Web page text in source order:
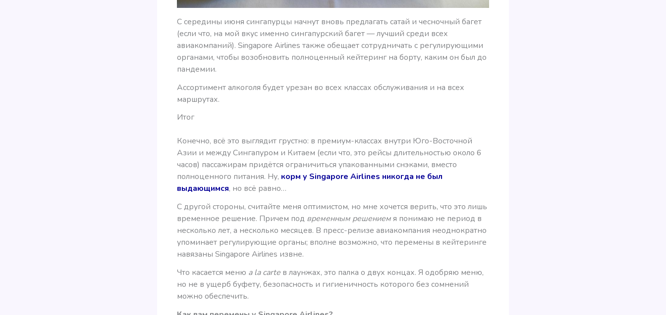
С середины июня сингапурцы начнут вновь предлагать сатай и чесночный багет
(если что, на мой вкус именно сингапурский багет — лучший среди всех
авиакомпаний). Singapore Airlines также обещает сотрудничать с регулирующими
органами, чтобы возобновить полноценный кейтеринг на борту, каким он был до
пандемии.
Ассортимент алкоголя будет урезан во всех классах обслуживания и на всех
маршрутах.
Итог
Конечно, всё это выглядит грустно: в премиум-классах внутри Юго-Восточной
Азии и между Сингапуром и Китаем (если что, это рейсы длительностью около 6
часов) пассажирам придётся ограничиться упакованными снэками, вместо
полноценного питания. Ну, корм у Singapore Airlines никогда не был
выдающимся, но всё равно…
С другой стороны, считайте меня оптимистом, но мне хочется верить, что это лишь
временное решение. Причем под временным решениемя понимаю не период в
несколько лет, а несколько месяцев. В пресс-релизе авиакомпания неоднократно
упоминает регулирующие органы; вполне возможно, что перемены в кейтеринге
навязаны Singapore Airlines извне.
Что касается меню a la carte в лаунжах, это палка о двух концах. Я одобряю меню,
но не в ущерб буфету, безопасность и гигиеничность которого без сомнений
можно обеспечить.